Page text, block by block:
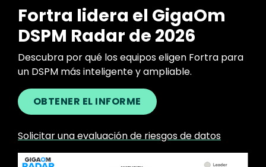
Fortra lidera el GigaOm
DSPM Radar de 2026
Descubra por qué los equipos eligen Fortra para
un DSPM más inteligente y ampliable.
OBTENER EL INFORME
Solicitar una evaluación de riesgos de datos
Image